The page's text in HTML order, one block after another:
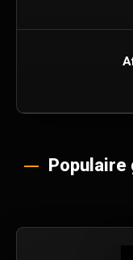
Populaire